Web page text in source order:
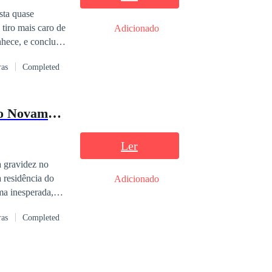
quase
mais caro de
e concluir
Completed
Adicionado
gravidez no
residência do
inesperada,
que a
os seus
Completed
Ler
Adicionado